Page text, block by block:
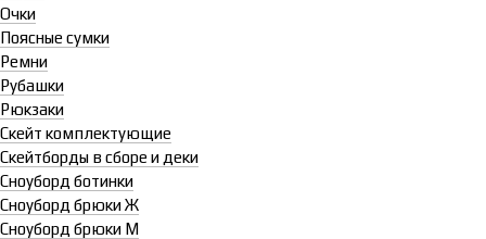
Очки
Поясные сумки
Ремни
Рубашки
Рюкзаки
Скейт комплектующие
Скейтборды в сборе и деки
Сноуборд ботинки
Сноуборд брюки Ж
Сноуборд брюки М